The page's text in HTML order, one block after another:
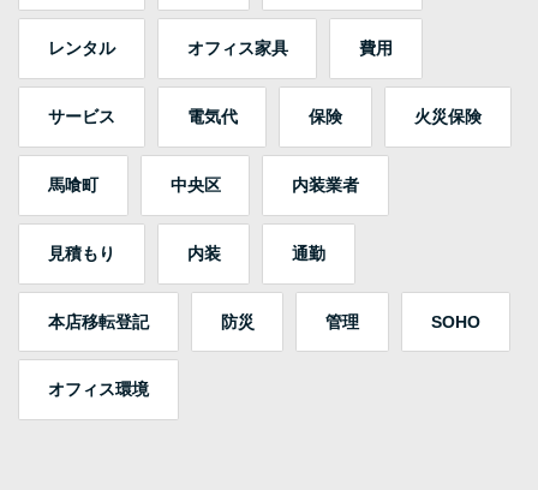
レンタル オフィス家具 費用
サービス 電気代 保険 火災保険
馬喰町 中央区 内装業者
見積もり 内装 通勤
本店移転登記 防災 管理 SOHO
オフィス環境